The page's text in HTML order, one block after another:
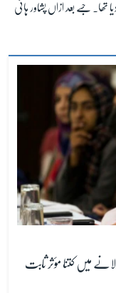
جسے بعد ازاں پشاور ہائی
میں کتنا مؤثر ثابت